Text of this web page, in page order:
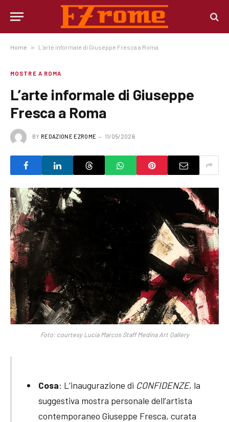
Home » L’arte informale di Giuseppe Fresca a Roma
MOSTRE A ROMA
L’arte informale di Giuseppe
Fresca a Roma
BY REDAZIONE EZROME 11/05/2026
Foto: courtesy Lucía Marcos Staff Medina Art Gallery
Cosa: L’inaugurazione di CONFIDENZE, la
suggestiva mostra personale dell’artista
contemporaneo Giuseppe Fresca, curata